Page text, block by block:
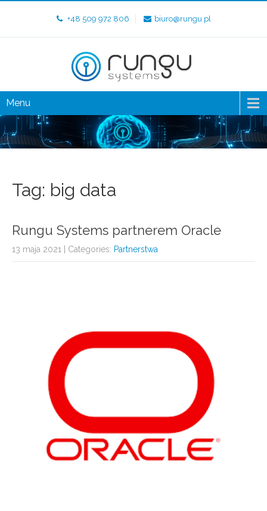
+48 509 972 806 biuro@rungu.pl
Menu
Tag: big data
Rungu Systems partnerem Oracle
13 maja 2021 | Categories: Partnerstwa